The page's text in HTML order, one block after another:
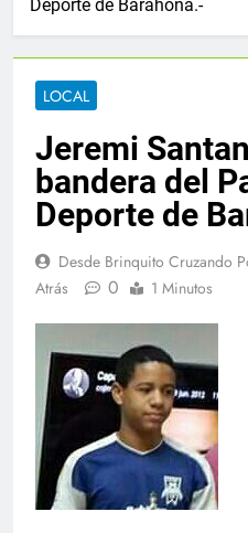
Deporte de Barahona.-
LOCAL
Jeremi
bandera del
Deporte de
Desde Brinquito Cruzando
Atrás
0 1 Minutos